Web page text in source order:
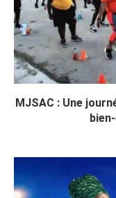
MJSAC : Une